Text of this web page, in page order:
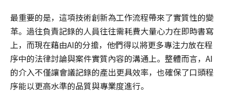
最重要的是，這項技術創新為工作流程帶來了實質性的變
革。過往負責記錄的人員往往需耗費大量心力在即時書寫
上，而現在藉由AI的分擔，他們得以將更多專注力放在程
序中的法律討論與案件實質內容的溝通上。整體而言，AI
的介入不僅讓會議記錄的產出更具效率，也確保了口頭程
序能以更高水準的品質與專業度進行。